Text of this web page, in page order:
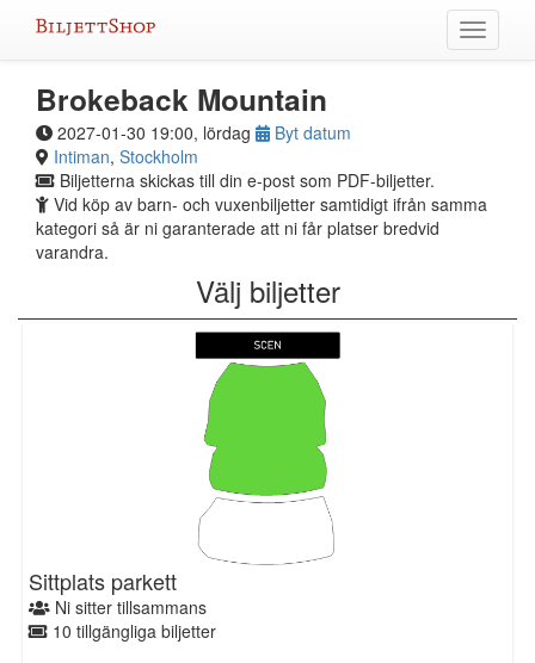
Växla
meny
Brokeback Mountain
2027-01-30 19:00, lördag
Byt datum
Intiman, Stockholm
Biljetterna skickas till din e-post som PDF-biljetter.
Vid köp av barn- och vuxenbiljetter samtidigt ifrån samma
kategori så är ni garanterade att ni får platser bredvid
varandra.
Välj biljetter
Sittplats parkett
Ni sitter tillsammans
10 tillgängliga biljetter